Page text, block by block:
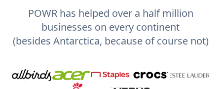
POWR has helped over a half million
businesses on every continent
(besides Antarctica, because of course not)